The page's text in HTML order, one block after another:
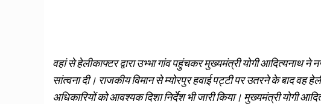
वहां से हेलीकाफ्टर द्वारा उभ्भा गांव पहुंचकर मुख्यमंत्री योगी आदित्यनाथ
सांत्‍वना दी। राजकीय विमान से म्योरपुर हवाई पट्टी पर उतरने के बाद वह
अधिकारियों को आवश्‍यक दिशा निर्देश भी जारी किया। मुख्‍यमंत्री योगी